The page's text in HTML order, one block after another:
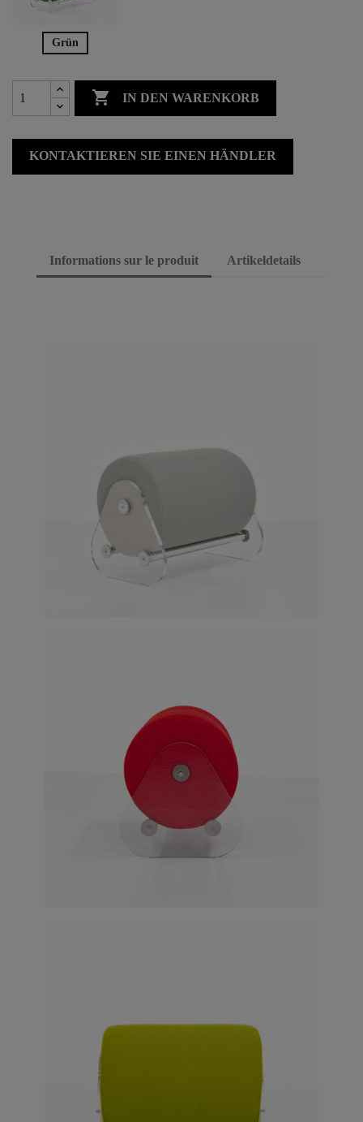
Grün
 IN DEN WARENKORB
KONTAKTIEREN SIE EINEN HÄNDLER
Informations sur le produit Artikeldetails